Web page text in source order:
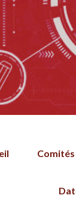
Comités